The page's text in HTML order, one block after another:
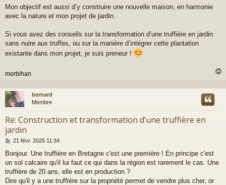
Mon objectif est aussi d’y construire une nouvelle maison, en harmonie
avec la nature et mon projet de jardin.
Si vous avez des conseils sur la transformation d’une truffière en jardin
sans nuire aux truffes, ou sur la manière d’intégrer cette plantation
existante dans mon projet, je suis preneur !
morbihan
u
bernard
Membre
Re: Construction et transformation d’une truffière en
jardin
M
s
s
a
g
21 févr. 2025 11:34
Bonjour. Une truffière en Bretagne c'est une première ! En principe c'est
un sol calcaire qu'il lui faut ce qui dans la région est rarement le cas. Une
truffière de 20 ans, elle est en production ?
Dire qu'il y a une truffière sur la propriété permet de vendre plus cher, or